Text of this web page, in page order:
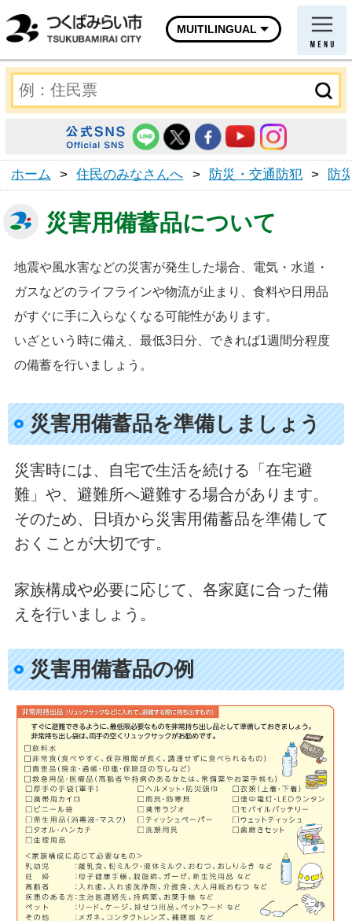
MUITILINGUAL
ホーム > 住民のみなさんへ > 防災・交通防犯 > 防
災害用備蓄品について
地震や風水害などの災害が発生した場合、電気・水道・
ガスなどのライフラインや物流が止まり、食料や日用品
がすぐに手に入らなくなる可能性があります。
いざという時に備え、最低3日分、できれば1週間分程度
の備蓄を行いましょう。
災害用備蓄品を準備しましょう
災害時には、自宅で生活を続ける「在宅避
難」や、避難所へ避難する場合があります。
そのため、日頃から災害用備蓄品を準備して
おくことが大切です。
家族構成や必要に応じて、各家庭に合った備
えを行いましょう。
災害用備蓄品の例